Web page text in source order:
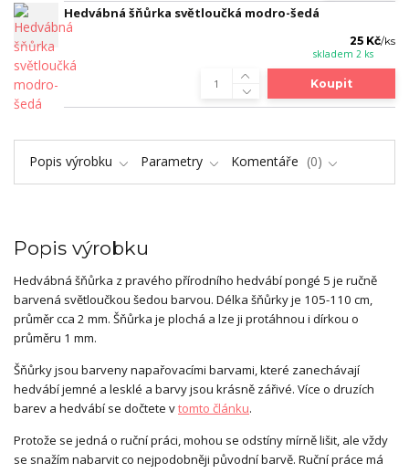
Hedvábná šňůrka světloučká modro-šedá
25 Kč/ks
skladem 2 ks
Koupit
Popis výrobku Parametry Komentáře 0
Popis výrobku
Hedvábná šňůrka z pravého přírodního hedvábí pongé 5 je ručně
barvená světloučkou šedou barvou. Délka šňůrky je 105-110 cm,
průměr cca 2 mm. Šňůrka je plochá a lze ji protáhnou i dírkou o
průměru 1 mm.
Šňůrky jsou barveny napařovacími barvami, které zanechávají
hedvábí jemné a lesklé a barvy jsou krásně zářivé. Více o druzích
barev a hedvábí se dočtete vtomto článku.
Protože se jedná o ruční práci, mohou se odstíny mírně lišit, ale vždy
se snažím nabarvit co nejpodobněji původní barvě. Ruční práce má